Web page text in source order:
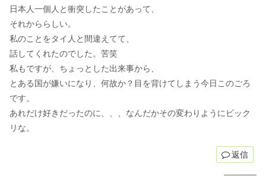
日本人一個人と衝突したことがあって、
それかららしい。
私のことをタイ人と間違えてて、
話してくれたのでした。苦笑
私もですが、ちょっとした出来事から、
とある国が嫌いになり、何故か？目を背けてしまう今日このごろ
です。
あれだけ好きだったのに、、、なんだかその変わりようにビック
リな。
返信